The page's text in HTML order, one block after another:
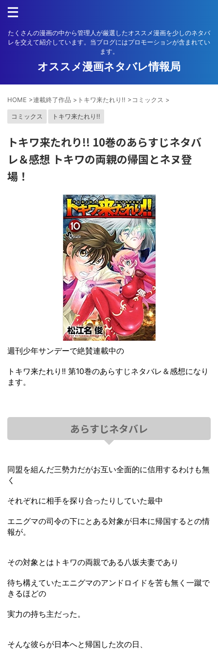
たくさんの漫画の中から管理人が厳選したオススメ漫画を少しのネタバ
レを交えて紹介しています。当ブログにはプロモーションが含まれてい
ます。
オススメ漫画ネタバレ情報局
HOME >連載終了作品 > トキワ来たれり!! >コミックス >
コミックス トキワ来たれり!!
トキワ来たれり!! 10巻のあらすじネタバ
レ＆感想 トキワの両親の帰国とネヌ登
場！
週刊少年サンデーで絶賛連載中の
トキワ来たれり!! 第10巻のあらすじネタバレ＆感想になり
ます。
あらすじネタバレ
同盟を組んだ三勢力だがお互い全面的に信用するわけも無
く
それぞれに相手を探り合ったりしていた最中
エニグマの司令の下にとある対象が日本に帰国するとの情
報が。
その対象とはトキワの両親である八坂夫妻であり
待ち構えていたエニグマのアンドロイドを苦も無く一蹴で
きるほどの
実力の持ち主だった。
そんな彼らが日本へと帰国した次の日、